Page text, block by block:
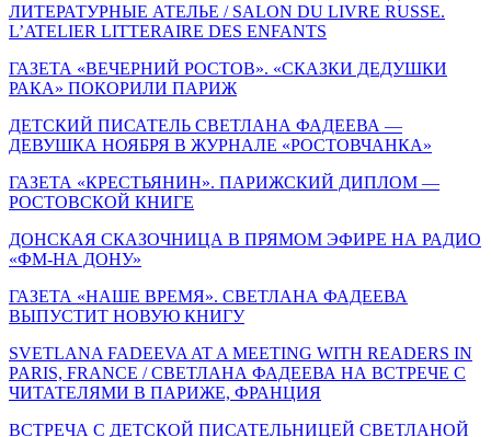
ЛИТЕРАТУРНЫЕ АТЕЛЬЕ / SALON DU LIVRE RUSSE.
L’ATELIER LITTERAIRE DES ENFANTS
ГАЗЕТА «ВЕЧЕРНИЙ РОСТОВ». «СКАЗКИ ДЕДУШКИ
РАКА» ПОКОРИЛИ ПАРИЖ
ДЕТСКИЙ ПИСАТЕЛЬ СВЕТЛАНА ФАДЕЕВА —
ДЕВУШКА НОЯБРЯ В ЖУРНАЛЕ «РОСТОВЧАНКА»
ГАЗЕТА «КРЕСТЬЯНИН». ПАРИЖСКИЙ ДИПЛОМ —
РОСТОВСКОЙ КНИГЕ
ДОНСКАЯ СКАЗОЧНИЦА В ПРЯМОМ ЭФИРЕ НА РАДИО
«ФМ-НА ДОНУ»
ГАЗЕТА «НАШЕ ВРЕМЯ». СВЕТЛАНА ФАДЕЕВА
ВЫПУСТИТ НОВУЮ КНИГУ
SVETLANA FADEEVA AT A MEETING WITH READERS IN
PARIS, FRANCE / СВЕТЛАНА ФАДЕЕВА НА ВСТРЕЧЕ С
ЧИТАТЕЛЯМИ В ПАРИЖЕ, ФРАНЦИЯ
ВСТРЕЧА С ДЕТСКОЙ ПИСАТЕЛЬНИЦЕЙ СВЕТЛАНОЙ